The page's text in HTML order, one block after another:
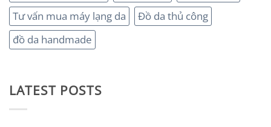
Tư vấn mua máy lạng da
Đồ da thủ công
đồ da handmade
LATEST POSTS